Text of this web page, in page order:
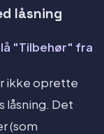
låsning
"Tilbehør" fra
ikke oprette
låsning. Det
(som